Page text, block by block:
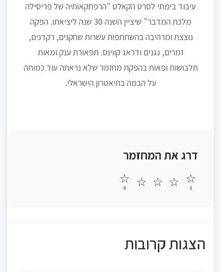
עיבוד בימתי לסרט הקאלט "הרפתקאותיה של פריסילה
מלכת המדבר" שיציין השנה 30 שנה ליציאתו. הפקה
נוצצת ומרהיבה בהשתתפות עשרות שחקנים, רקדנים,
זמרים, נגנים ודראג קווינס. תפאורת ענק ומאות
תלבושות ופאות בהפקת מחזמר שלא נראתה עוד כמותה
על הבמה בתיאטרון הישראלי.
דרג את המחזמר
☆
1
☆
☆
☆
☆
5
הצגות קרובות